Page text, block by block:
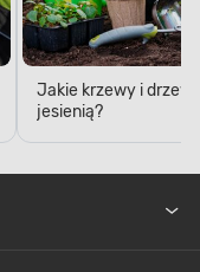
swoim
które
Jakie krzewy i
jesienią?